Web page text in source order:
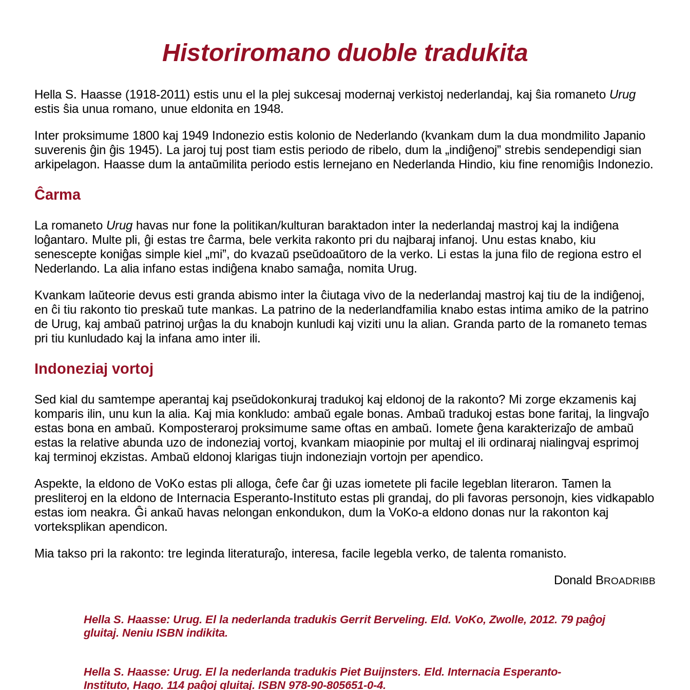
Historiromano duoble tradukita
Hella S. Haasse (1918-2011) estis unu el la plej sukcesaj modernaj verkistoj nederlandaj, kaj ŝia romaneto Urug
estis ŝia unua romano, unue eldonita en 1948.
Inter proksimume 1800 kaj 1949 Indonezio estis kolonio de Nederlando (kvankam dum la dua mondmilito Japanio
suverenis ĝin ĝis 1945). La jaroj tuj post tiam estis periodo de ribelo, dum la „indiĝenoj” strebis sendependigi sian
arkipelagon. Haasse dum la antaŭmilita periodo estis lernejano en Nederlanda Hindio, kiu fine renomiĝis Indonezio.
Ĉarma
La romaneto Urug havas nur fone la politikan/kulturan baraktadon inter la nederlandaj mastroj kaj la indiĝena
loĝantaro. Multe pli, ĝi estas tre ĉarma, bele verkita rakonto pri du najbaraj infanoj. Unu estas knabo, kiu
senescepte koniĝas simple kiel „mi”, do kvazaŭ pseŭdoaŭtoro de la verko. Li estas la juna filo de regiona estro el
Nederlando. La alia infano estas indiĝena knabo samaĝa, nomita Urug.
Kvankam laŭteorie devus esti granda abismo inter la ĉiutaga vivo de la nederlandaj mastroj kaj tiu de la indiĝenoj,
en ĉi tiu rakonto tio preskaŭ tute mankas. La patrino de la nederlandfamilia knabo estas intima amiko de la patrino
de Urug, kaj ambaŭ patrinoj urĝas la du knabojn kunludi kaj viziti unu la alian. Granda parto de la romaneto temas
pri tiu kunludado kaj la infana amo inter ili.
Indoneziaj vortoj
Sed kial du samtempe aperantaj kaj pseŭdokonkuraj tradukoj kaj eldonoj de la rakonto? Mi zorge ekzamenis kaj
komparis ilin, unu kun la alia. Kaj mia konkludo: ambaŭ egale bonas. Ambaŭ tradukoj estas bone faritaj, la lingvaĵo
estas bona en ambaŭ. Komposteraroj proksimume same oftas en ambaŭ. Iomete ĝena karakterizaĵo de ambaŭ
estas la relative abunda uzo de indoneziaj vortoj, kvankam miaopinie por multaj el ili ordinaraj nialingvaj esprimoj
kaj terminoj ekzistas. Ambaŭ eldonoj klarigas tiujn indoneziajn vortojn per apendico.
Aspekte, la eldono de VoKo estas pli alloga, ĉefe ĉar ĝi uzas iometete pli facile legeblan literaron. Tamen la
presliteroj en la eldono de Internacia Esperanto-Instituto estas pli grandaj, do pli favoras personojn, kies vidkapablo
estas iom neakra. Ĝi ankaŭ havas nelongan enkondukon, dum la VoKo-a eldono donas nur la rakonton kaj
vorteksplikan apendicon.
Mia takso pri la rakonto: tre leginda literaturaĵo, interesa, facile legebla verko, de talenta romanisto.
Donald BROADRIBB
Hella S. Haasse: Urug. El la nederlanda tradukis Gerrit Berveling. Eld. VoKo, Zwolle, 2012. 79 paĝoj
gluitaj. Neniu ISBN indikita.
Hella S. Haasse: Urug. El la nederlanda tradukis Piet Buijnsters. Eld. Internacia Esperanto-
Instituto, Hago. 114 paĝoj gluitaj. ISBN 978-90-805651-0-4.